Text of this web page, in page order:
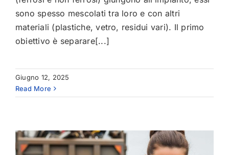
sono spesso mescolati tra loro e con altri
materiali (plastiche, vetro, residui vari). Il primo
obiettivo è separare[...]
Giugno 12, 2025
Read More